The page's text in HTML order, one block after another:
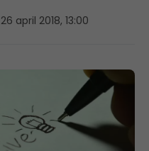
26 april 2018, 13:00